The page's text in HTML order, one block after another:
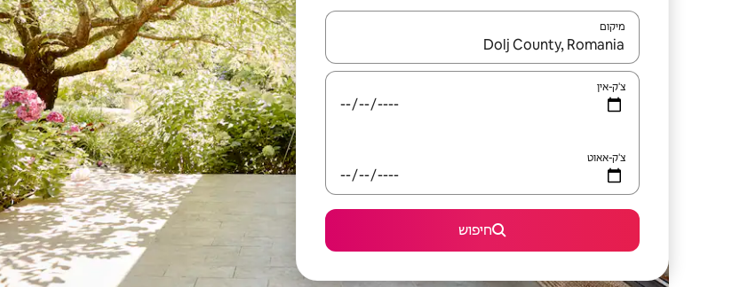
מיקום
כאשר התוצאות יהיו זמינות, יש לנווט עם מקשי החיצים למעלה ולמטה או לעיין בעזרת תנועות מגע או החלקה.
צ'ק-אין
צ'ק-אאוט
חיפוש